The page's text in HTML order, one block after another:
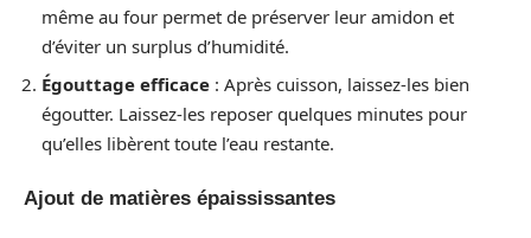
même au four permet de préserver leur amidon et
d’éviter un surplus d’humidité.
Égouttage efficace : Après cuisson, laissez-les bien
égoutter. Laissez-les reposer quelques minutes pour
qu’elles libèrent toute l’eau restante.
Ajout de matières épaississantes